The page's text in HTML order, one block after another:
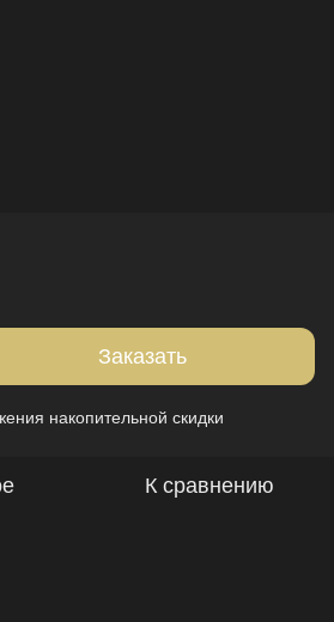
Заказать
накопительной скидки
К сравнению